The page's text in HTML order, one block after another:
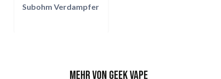
Subohm Verdampfer
Mehr von Geek Vape